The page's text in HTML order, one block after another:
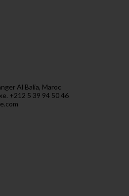
Al Balia, Maroc
+212 5 39 94 50 46